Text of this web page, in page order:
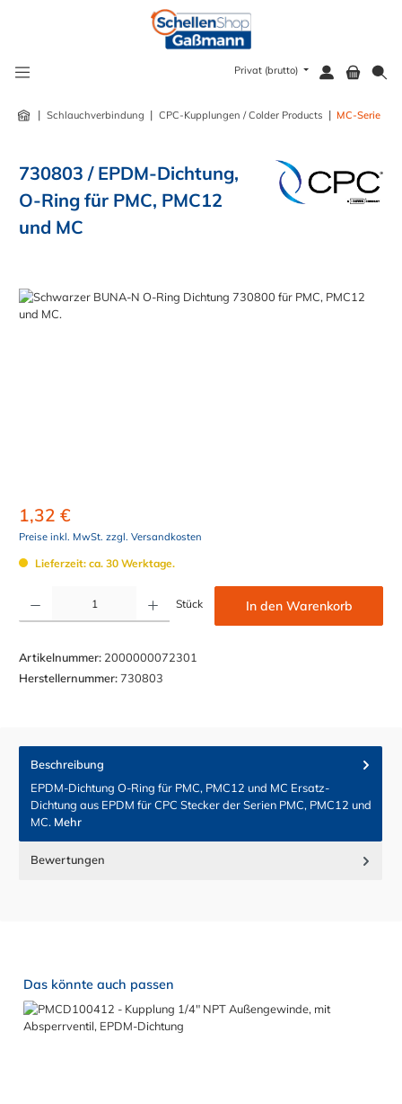
Privat (brutto)
| Schlauchverbindung | CPC-Kupplungen / Colder Products | MC-Serie
730803 / EPDM-Dichtung,
O-Ring für PMC, PMC12
und MC
Bildergalerie überspringen
1,32 €
Preise inkl. MwSt. zzgl. Versandkosten
Lieferzeit: ca. 30 Werktage.
Stück In den Warenkorb
Artikelnummer: 2000000072301
Herstellernummer:730803
Beschreibung
EPDM-Dichtung O-Ring für PMC, PMC12 und MC Ersatz-
Dichtung aus EPDM für CPC Stecker der Serien PMC, PMC12 und
MC. Mehr
Bewertungen
Produktgalerie überspringen
Das könnte auch passen